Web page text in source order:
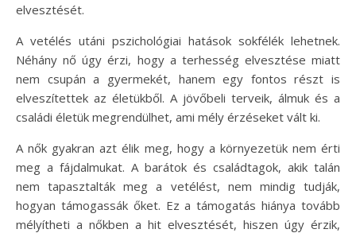
elvesztését.
A vetélés utáni pszichológiai hatások sokfélék lehetnek.
Néhány nő úgy érzi, hogy a terhesség elvesztése miatt
nem csupán a gyermekét, hanem egy fontos részt is
elveszítettek az életükből. A jövőbeli terveik, álmuk és a
családi életük megrendülhet, ami mély érzéseket vált ki.
A nők gyakran azt élik meg, hogy a környezetük nem érti
meg a fájdalmukat. A barátok és családtagok, akik talán
nem tapasztalták meg a vetélést, nem mindig tudják,
hogyan támogassák őket. Ez a támogatás hiánya tovább
mélyítheti a nőkben a hit elvesztését, hiszen úgy érzik,